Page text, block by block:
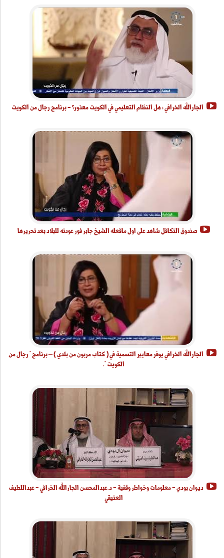
الجارالله الخرافي : هل النظام التعليمي في الكويت معذور؟ - برنامج رجال من الكويت
صندوق التكافل شاهد على اول مافعله الشيخ جابر فور عودته للبلاد بعد تحريرها
الجارالله الخرافي يوفر معايير التسمية في ( كتاب مربون من بلدي ) – برنامج " رجال من
الكويت ".
ديوان بودي - معلومات وخواطر وقفية - د.عبدالمحسن الجارالله الخرافي - عبداللطيف
العتيقي